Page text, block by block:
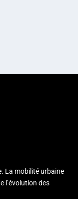
La mobilité urbaine
l’évolution des